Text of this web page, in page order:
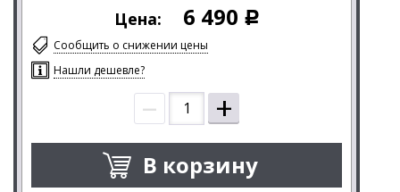
Цена: 6 490 Р
Сообщить о снижении цены
Нашли дешевле?
– +
В корзину